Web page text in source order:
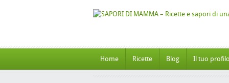
Home Ricette Blog Il tuo profilo